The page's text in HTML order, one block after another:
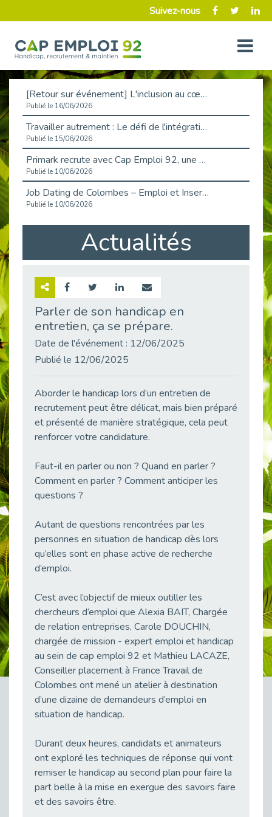
Suivez-nous
[Retour sur événement] L'inclusion au cœur de la Place de l'Emploi à La Défense !
Publié le 16/06/2026
Travailler autrement : Le défi de l'intégration des maladies chroniques en entreprise
Publié le 15/06/2026
Primark recrute avec Cap Emploi 92, une matinée couronnée de succès !
Publié le 10/06/2026
Job Dating de Colombes – Emploi et Insertion
Publié le 10/06/2026
Aborder l'entretien et la situation de handicap en toute confiance
Publié le 09/06/2026
Retour sur l’atelier « Optimiser sa recherche d’emploi »
« Confiance en soi et acceptation du handicap » : un levier puissant vers l’emploi
Handicap et emploi : une matinée pour briser les tabous
Publié le 21/05/2026
Publié le 18/05/2026
Fibromyalgie : Quand la douleur invisible s’invite au bureau
Publié le 12/05/2026
CAP EMPLOI 92 : L’inclusion portée à son sommet, bien au-delà des quotas
38 vidéos pour comprendre et agir durablement
Publié le 04/05/2026
Publié le 04/05/2026
L'alternance : un tremplin vers l'emploi aussi pour les personnes en situation de handicap
Publié le 01/05/2026
Témoignage : Le parcours de Marc, 44 ans
L’Aménagement Raisonnable : Un Levier pour l’Équité
Publié le 29/04/2026
28 avril : Agir ensemble pour une culture de prévention au travail
Publié le 27/04/2026
Mobilisation pour l’alternance et le handicap
Actualités
Parler de son handicap en
entretien, ça se prépare.
Date de l'événement : 12/06/2025
Publié le 12/06/2025
Aborder le handicap lors d’un entretien de
recrutement peut être délicat, mais bien préparé
et présenté de manière stratégique, cela peut
renforcer votre candidature.
Faut-il en parler ou non ? Quand en parler ?
Comment en parler ? Comment anticiper les
questions ?
Autant de questions rencontrées par les
personnes en situation de handicap dès lors
qu’elles sont en phase active de recherche
d’emploi.
C’est avec l’objectif de mieux outiller les
chercheurs d’emploi que Alexia BAIT, Chargée
de relation entreprises, Carole DOUCHIN,
chargée de mission - expert emploi et handicap
au sein de cap emploi 92 et Mathieu LACAZE,
Conseiller placement à France Travail de
Colombes ont mené un atelier à destination
d’une dizaine de demandeurs d’emploi en
situation de handicap.
Durant deux heures, candidats et animateurs
ont exploré les techniques de réponse qui vont
remiser le handicap au second plan pour faire la
part belle à la mise en exergue des savoirs faire
et des savoirs être.